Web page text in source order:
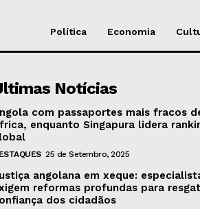
Política Economia
Notícias
com passaportes mais fracos
enquanto Singapura lidera
25 de Setembro, 2025
angolana em xeque:
reformas profundas para
dos cidadãos